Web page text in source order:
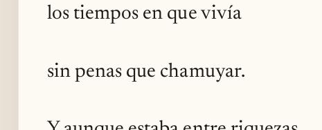
los tiempos en que vivía
sin penas que chamuyar.